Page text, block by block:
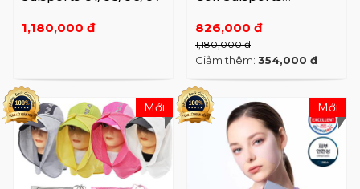
1,180,000 đ 826,000 đ
1,180,000 đ
Giảm thêm: 354,000 đ
Mới Mới